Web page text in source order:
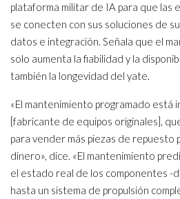
plataforma militar de IA para que las
se conecten con sus soluciones de
datos e integración. Señala que el
solo aumenta la fiabilidad y la
también la longevidad del yate.
«El mantenimiento programado está
[fabricante de equipos originales],
para vender más piezas de repuesto
dinero», dice. «El mantenimiento
el estado real de los componentes -
hasta un sistema de propulsión